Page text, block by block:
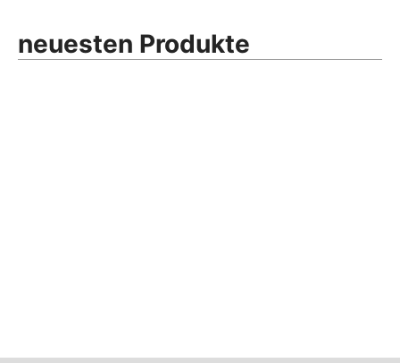
neuesten Produkte